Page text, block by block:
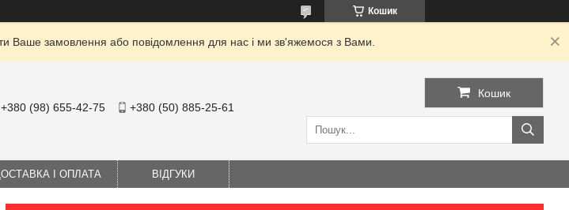
Кошик
Ваше замовлення або повідомлення для нас і ми зв'яжемося з Вами.
+380 (98) 655-42-75 +380 (50) 885-25-61
Кошик
І ОПЛАТА ВІДГУКИ